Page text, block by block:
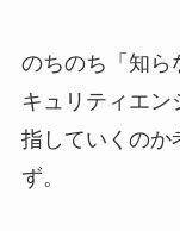
のちのち「知
キュリティエン
指していくのか
ず。